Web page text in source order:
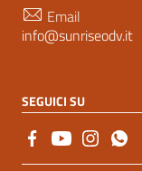
Email
info@sunriseodv.it
SEGUICI SU